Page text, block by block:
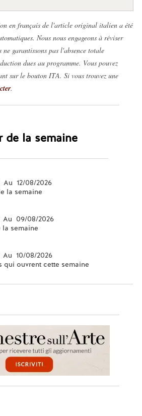
en français de l'article original italien a été
Nous nous engageons à réviser
garantissons pas l'absence totale
dues au programme. Vous pouvez
sur le bouton ITA. Si vous trouvez une
.
de la semaine
Au 12/08/2026
la semaine
Au 09/08/2026
la semaine
Au 10/08/2026
qui ouvrent cette semaine